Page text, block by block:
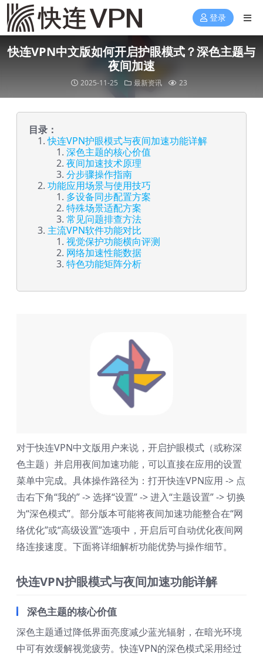
登录
快连VPN中文版如何开启护眼模式？深色主题与
夜间加速
2025-11-25 最新资讯 23
目录：
快连VPN护眼模式与夜间加速功能详解
深色主题的核心价值
夜间加速技术原理
分步骤操作指南
功能应用场景与使用技巧
多设备同步配置方案
特殊场景适配方案
常见问题排查方法
主流VPN软件功能对比
视觉保护功能横向评测
网络加速性能数据
特色功能矩阵分析
对于快连VPN中文版用户来说，开启护眼模式（或称深
色主题）并启用夜间加速功能，可以直接在应用的设置
菜单中完成。具体操作路径为：打开快连VPN应用 -> 点
击右下角“我的” -> 选择“设置” -> 进入“主题设置” -> 切换
为“深色模式”。部分版本可能将夜间加速功能整合在“网
络优化”或“高级设置”选项中，开启后可自动优化夜间网
络连接速度。下面将详细解析功能优势与操作细节。
快连VPN护眼模式与夜间加速功能详解
深色主题的核心价值
深色主题通过降低界面亮度减少蓝光辐射，在暗光环境
中可有效缓解视觉疲劳。快连VPN的深色模式采用经过